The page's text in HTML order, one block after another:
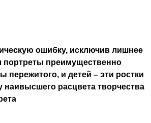
ошибку, исключив лишнее
портреты преимущественно
пережитого, и детей – эти ростки
расцвета творчества